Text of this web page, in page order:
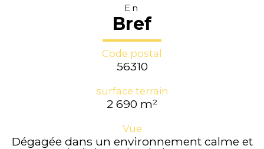
En
Bref
Code postal
56310
surface terrain
2 690 m²
Vue
Dégagée dans un environnement calme et